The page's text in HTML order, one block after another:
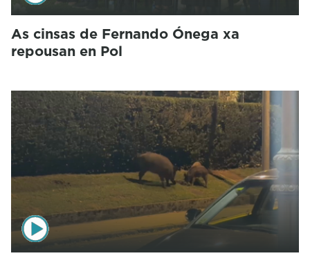
As cinsas de Fernando Ónega xa
repousan en Pol